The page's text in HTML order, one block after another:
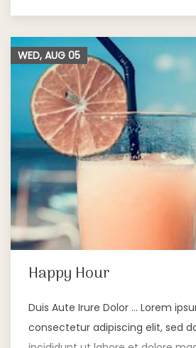
Happy Hour
Duis Aute Irure Dolor … Lorem
consectetur adipiscing elit, sed
WED, AUG 05